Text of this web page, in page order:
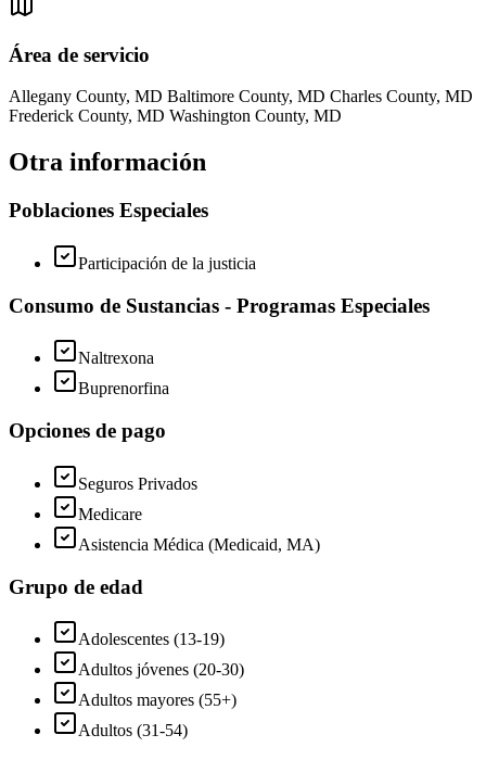
Área de servicio
Allegany County, MD Baltimore County, MD Charles County, MD
Frederick County, MD Washington County, MD
Otra información
Poblaciones Especiales
Participación de la justicia
Consumo de Sustancias - Programas Especiales
Naltrexona
Buprenorfina
Opciones de pago
Seguros Privados
Medicare
Asistencia Médica (Medicaid, MA)
Grupo de edad
Adolescentes (13-19)
Adultos jóvenes (20-30)
Adultos mayores (55+)
Adultos (31-54)